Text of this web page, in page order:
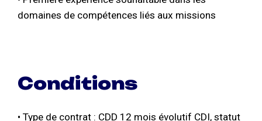
domaines de compétences liés aux missions
Conditions
• Type de contrat : CDD 12 mois évolutif CDI, statut